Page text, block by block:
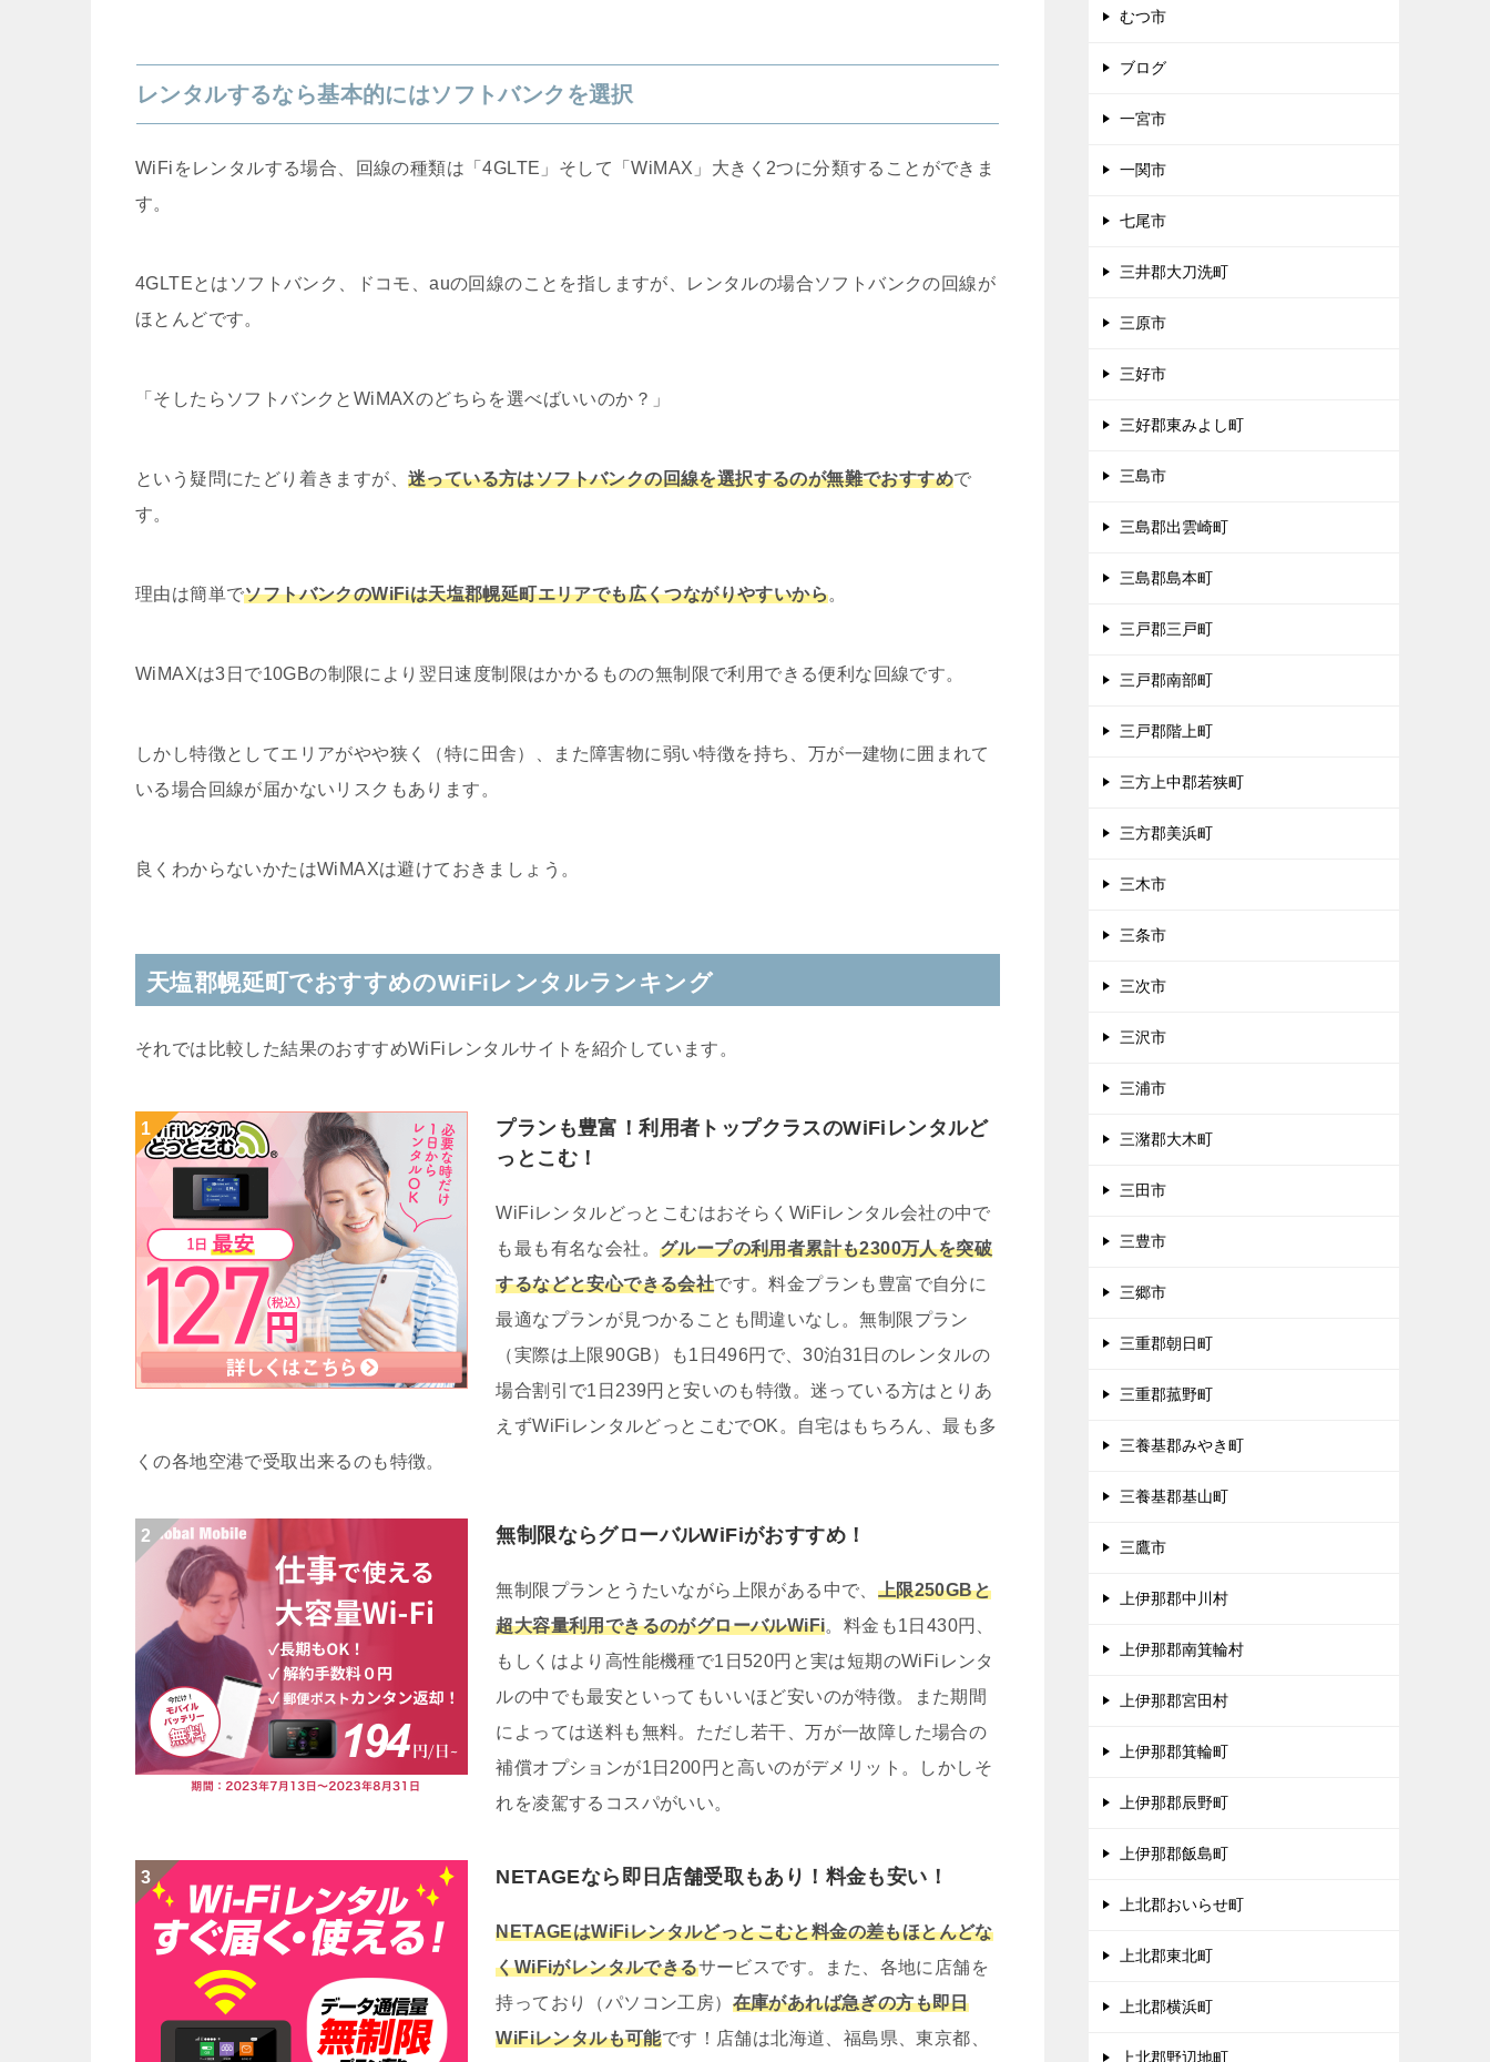
レンタルするなら基本的にはソフトバンクを選択
WiFiをレンタルする場合、回線の種類は「4GLTE」そして「WiMAX」大きく2つに分類することができま
す。
4GLTEとはソフトバンク、ドコモ、auの回線のことを指しますが、レンタルの場合ソフトバンクの回線が
ほとんどです。
「そしたらソフトバンクとWiMAXのどちらを選べばいいのか？」
という疑問にたどり着きますが、 迷っている方はソフトバンクの回線を選択するのが無難でおすすめで
す。
理由は簡単でソフトバンクのWiFiは天塩郡幌延町エリアでも広くつながりやすいから。
WiMAXは3日で10GBの制限により翌日速度制限はかかるものの無制限で利用できる便利な回線です。
しかし特徴としてエリアがやや狭く（特に田舎）、また障害物に弱い特徴を持ち、万が一建物に囲まれて
いる場合回線が届かないリスクもあります。
良くわからないかたはWiMAXは避けておきましょう。
天塩郡幌延町でおすすめのWiFiレンタルランキング
それでは比較した結果のおすすめWiFiレンタルサイトを紹介しています。
プランも豊富！利用者トップクラスのWiFiレンタルど
っとこむ！
WiFiレンタルどっとこむはおそらくWiFiレンタル会社の中で
も最も有名な会社。グループの利用者累計も2300万人を突破
するなどと安心できる会社です。料金プランも豊富で自分に
最適なプランが見つかることも間違いなし。無制限プラン
（実際は上限90GB）も1日496円で、30泊31日のレンタルの
場合割引で1日239円と安いのも特徴。迷っている方はとりあ
えずWiFiレンタルどっとこむでOK。自宅はもちろん、最も多
くの各地空港で受取出来るのも特徴。
無制限ならグローバルWiFiがおすすめ！
無制限プランとうたいながら上限がある中で、 上限250GBと
超大容量利用できるのがグローバルWiFi。料金も1日430円、
もしくはより高性能機種で1日520円と実は短期のWiFiレンタ
ルの中でも最安といってもいいほど安いのが特徴。また期間
によっては送料も無料。ただし若干、万が一故障した場合の
補償オプションが1日200円と高いのがデメリット。しかしそ
れを凌駕するコスパがいい。
NETAGEなら即日店舗受取もあり！料金も安い！
NETAGEはWiFiレンタルどっとこむと料金の差もほとんどな
くWiFiがレンタルできるサービスです。また、各地に店舗を
持っており（パソコン工房） 在庫があれば急ぎの方も即日
WiFiレンタルも可能です！店舗は北海道、福島県、東京都、
むつ市
ブログ
一宮市
一関市
七尾市
三井郡大刀洗町
三原市
三好市
三好郡東みよし町
三島市
三島郡出雲崎町
三島郡島本町
三戸郡三戸町
三戸郡南部町
三戸郡階上町
三方上中郡若狭町
三方郡美浜町
三木市
三条市
三次市
三沢市
三浦市
三潴郡大木町
三田市
三豊市
三郷市
三重郡朝日町
三重郡菰野町
三養基郡みやき町
三養基郡基山町
三鷹市
上伊那郡中川村
上伊那郡南箕輪村
上伊那郡宮田村
上伊那郡箕輪町
上伊那郡辰野町
上伊那郡飯島町
上北郡おいらせ町
上北郡東北町
上北郡横浜町
上北郡野辺地町